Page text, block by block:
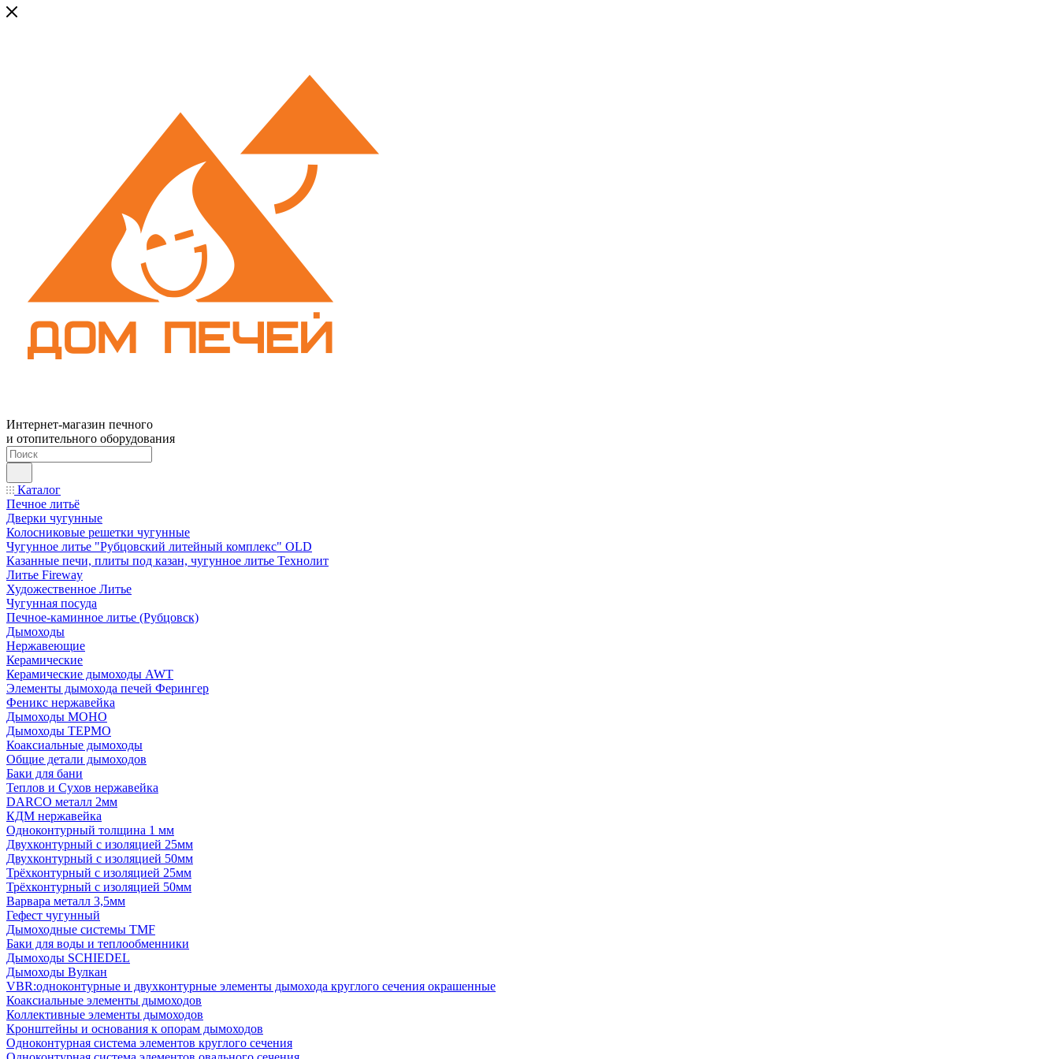
Интернет-магазин печного
и отопительного оборудования
Каталог
Печное литьё
Дверки чугунные
Колосниковые решетки чугунные
Чугунное литье "Рубцовский литейный комплекс" OLD
Казанные печи, плиты под казан, чугунное литье Технолит
Литье Fireway
Художественное Литье
Чугунная посуда
Печное-каминное литье (Рубцовск)
Дымоходы
Нержавеющие
Керамические
Керамические дымоходы AWT
Элементы дымохода печей Ферингер
Феникс нержавейка
Дымоходы МОНО
Дымоходы ТЕРМО
Коаксиальные дымоходы
Общие детали дымоходов
Баки для бани
Теплов и Сухов нержавейка
DARCO металл 2мм
КДМ нержавейка
Одноконтурный толщина 1 мм
Двухконтурный с изоляцией 25мм
Двухконтурный с изоляцией 50мм
Трёхконтурный с изоляцией 25мм
Трёхконтурный с изоляцией 50мм
Варвара металл 3,5мм
Гефест чугунный
Дымоходные системы TMF
Баки для воды и теплообменники
Дымоходы SCHIEDEL
Дымоходы Вулкан
VBR:одноконтурные и двухконтурные элементы дымохода круглого сечения окрашенные
Коаксиальные элементы дымоходов
Коллективные элементы дымоходов
Кронштейны и основания к опорам дымоходов
Одноконтурная система элементов круглого сечения